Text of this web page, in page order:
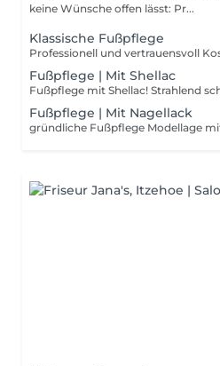
keine Wünsche offen lässt: Pr...
Klassische Fußpflege
Fußpflege | Mit Shellac
Fußpflege | Mit Nagellack
gründliche Fußpflege Modellage